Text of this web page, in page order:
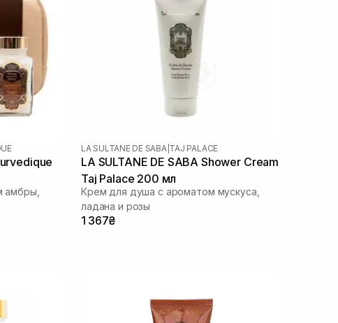
амбры,
LA SULTANE DE SABA TAJ PALACE
LA SULTANE DE SABA Shower Cream
Taj Palace 200 мл
Крем для душа с ароматом мускуса,
ладана и розы
1 367₴